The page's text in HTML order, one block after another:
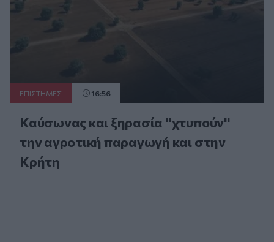
ΕΠΙΣΤΗΜΕΣ 16:56
Καύσωνας και ξηρασία "χτυπούν"
την αγροτική παραγωγή και στην
Κρήτη